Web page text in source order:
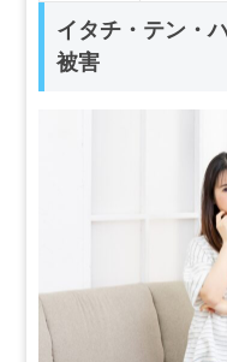
イタチ・テン・
被害